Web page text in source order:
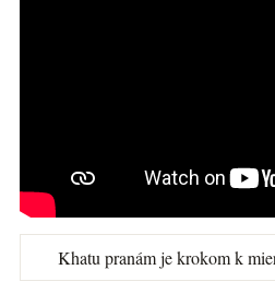
Khatu pranám je krokom k